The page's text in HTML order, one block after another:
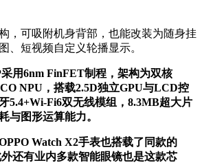
可吸附机身背部，也能改装为随身挂
、短视频自定义轮播显示。
采用6nm FinFET制程，架构为双核
NPU，搭载2.5D独立GPU与LCD控
5.4+Wi-Fi6双无线模组，8.3MB超大片
与图形运算能力。
Watch X2手表也搭载了同款的
还有业内多款智能眼镜也是这款芯